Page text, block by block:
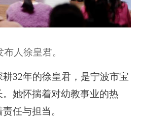
布人徐皇君。
32年的徐皇君，是宁波市宝
她怀揣着对幼教事业的热
任与担当。